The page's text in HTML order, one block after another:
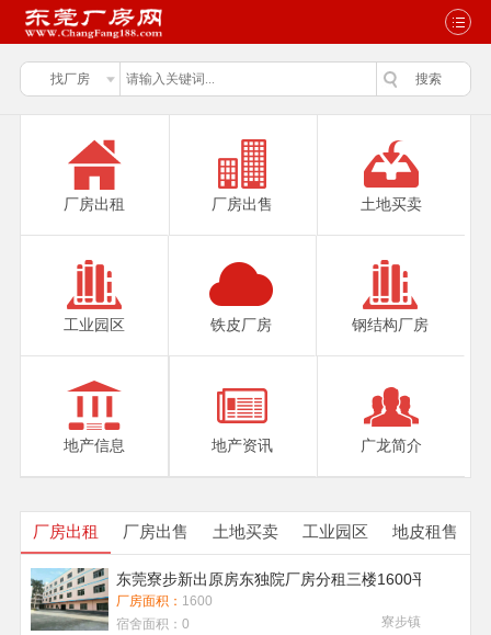
厂房出租 厂房出售 土地买卖
工业园区 铁皮厂房 钢结构厂房
地产信息 地产资讯 广龙简介
厂房出租 厂房出售 土地买卖 工业园区 地皮租售
东莞寮步新出原房东独院厂房分租三楼1600平方带地
厂房面积： 1600
宿舍面积： 0 寮步镇